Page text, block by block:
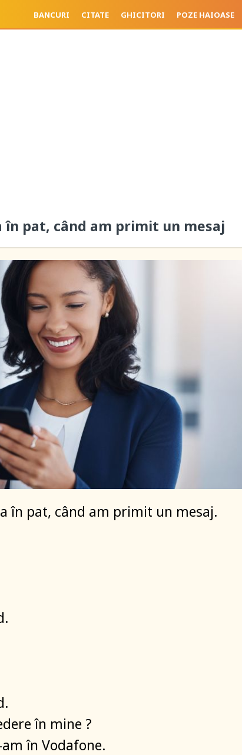
BANCURI CITATE GHICITORI POZE HAIOASE
în pat, când am primit un mesaj
în pat, când am primit un mesaj.
în mine ?
în Vodafone.